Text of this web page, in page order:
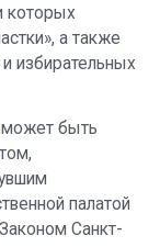
которых
а также
избирательных
может быть
палатой
Санкт-